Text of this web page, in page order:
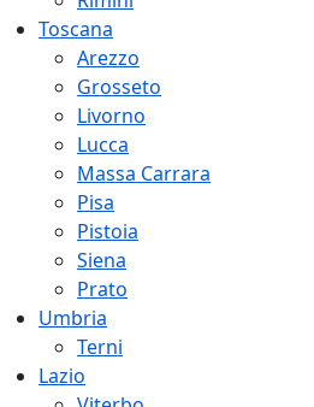
Toscana
Arezzo
Grosseto
Livorno
Lucca
Massa Carrara
Pisa
Pistoia
Siena
Prato
Umbria
Terni
Lazio